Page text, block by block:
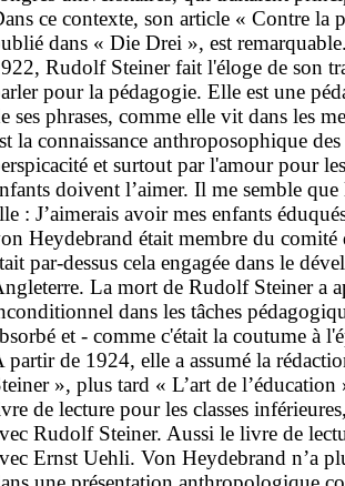
ce contexte, son article « Contre la
dans « Die Drei », est
Rudolf Steiner fait l'éloge de son
pour la pédagogie. Elle est une
ses phrases, comme elle vit dans les
la connaissance anthroposophique
et surtout par l'amour pour
doivent l’aimer. Il me semble
: J’aimerais avoir mes enfants
Heydebrand était membre du comité
par-dessus cela engagée dans le
La mort de Rudolf Steiner a
dans les tâches
et - comme c'était la coutume à
partir de 1924, elle a assumé la
», plus tard « L’art de
de lecture pour les classes
Rudolf Steiner. Aussi le livre de
Ernst Uehli. Von Heydebrand n’a